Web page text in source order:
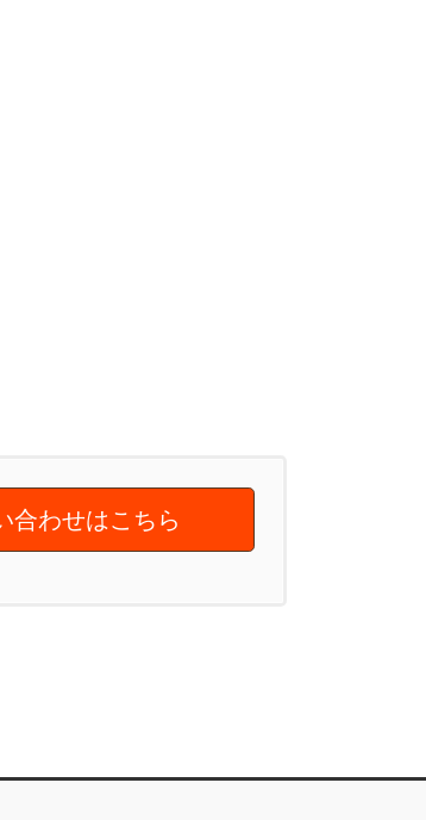
合わせはこちら